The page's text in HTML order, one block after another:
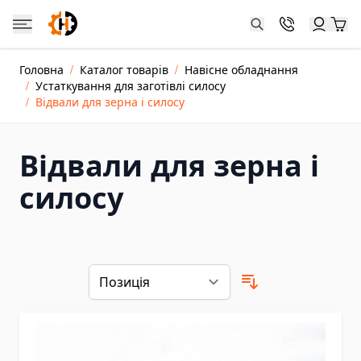
Skip to Content
Каталог товарів
Jacks and Cylinders
Farm Jacks
Double-acting Hydraulic Cylinders
Power Units and Hand Pumps
Головна / Каталог товарів / Навісне обладнання
/ Устаткування для заготівлі силосу
/ Відвали для зерна і силосу
Відвали для зерна і
силосу